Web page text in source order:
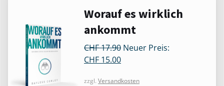
Worauf es wirklich
ankommt
CHF17.90 Ursprünglicher
CHF 17.90
Neuer Preis:
CHF 15.00Aktueller
ist:
zzgl. Versandkosten